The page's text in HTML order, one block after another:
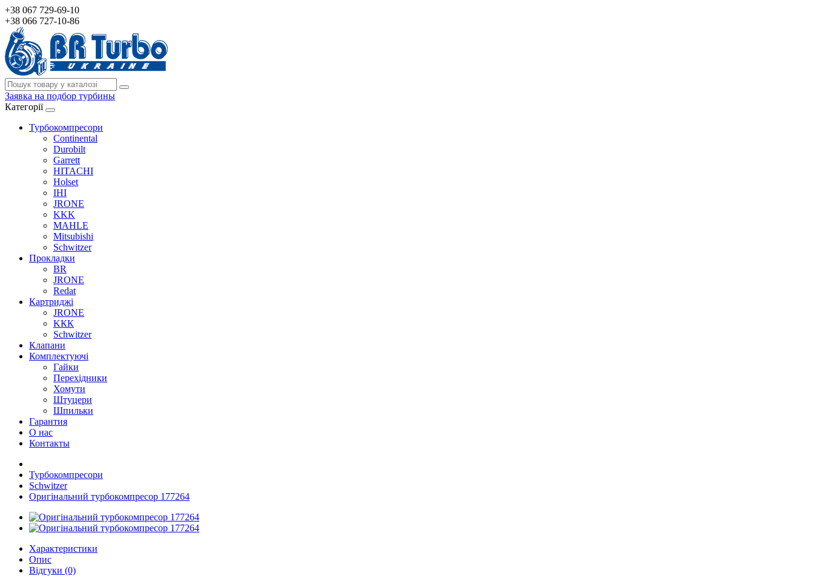
+38 067 729-69-10
+38 066 727-10-86
Заявка на подбор турбины
Категорії
Турбокомпресори
Continental
Durobilt
Garrett
HITACHI
Holset
IHI
JRONE
KKK
MAHLE
Mitsubishi
Schwitzer
Прокладки
BR
JRONE
Redat
Картриджі
JRONE
KКК
Schwitzer
Клапани
Комплектуючі
Гайки
Перехідники
Хомути
Штуцери
Шпильки
Гарантия
О нас
Контакты
Турбокомпресори
Schwitzer
Оригінальний турбокомпресор 177264
Характеристики
Опис
Відгуки (0)